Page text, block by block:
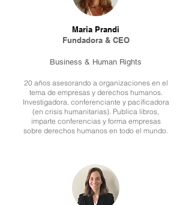
Maria Prandi​
Fundadora & CEO
Business & Human Rights
20 años asesorando a organizaciones en el
tema de empresas y derechos humanos.
Investigadora, conferenciante y pacificadora
(en crisis humanitarias). Publica libros,
imparte conferencias y forma empresas
sobre derechos humanos en todo el mundo.